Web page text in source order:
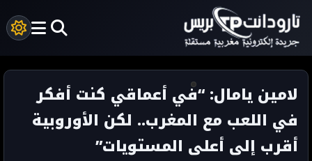
لامين يامال: “في أعماقي كنت أفكر
في اللعب مع المغرب.. لكن الأوروبية
أقرب إلى أعلى المستويات”